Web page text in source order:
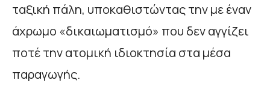
ταξική πάλη, υποκαθιστώντας την με έναν
άχρωμο «δικαιωματισμό» που δεν αγγίζει
ποτέ την ατομική ιδιοκτησία στα μέσα
παραγωγής.